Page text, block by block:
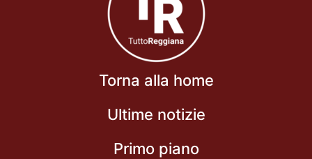
Torna alla home
Ultime notizie
Primo piano